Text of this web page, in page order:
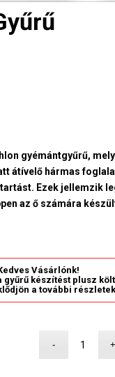
gyémántgyűrű,
átívelő hármas
Ezek jellemzik
az ő számára
Vásárlónk!
gyűrű készítést plusz
a további